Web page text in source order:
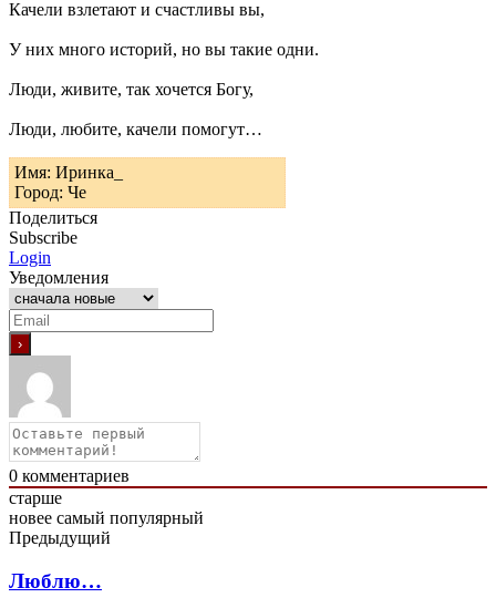
Качели взлетают и счастливы вы,
У них много историй, но вы такие одни.
Люди, живите, так хочется Богу,
Люди, любите, качели помогут…
Имя: Иринка_
Город: Че
Поделиться
Subscribe
Login
Уведомления
0 комментариев
старше
новее самый популярный
Предыдущий
Люблю…